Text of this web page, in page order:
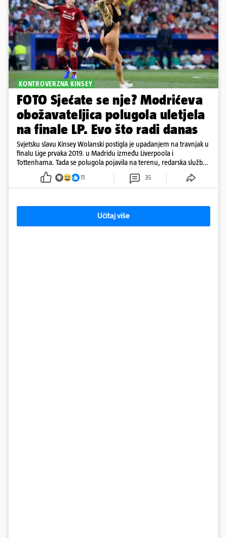
KONTROVERZNA KINSEY
FOTO Sjećate se nje? Modrićeva
obožavateljica polugola uletjela
na finale LP. Evo što radi danas
Svjetsku slavu Kinsey Wolanski postigla je upadanjem na travnjak u
finalu Lige prvaka 2019. u Madridu između Liverpoola i
Tottenhama. Tada se polugola pojavila na terenu, redarska služba
ju je lovila po travnjaku, a njezine fotografije obišle su svijet.
11 35
Učitaj više